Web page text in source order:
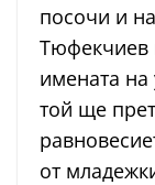
посочи и
Тюфекчиев
имената
той ще
от